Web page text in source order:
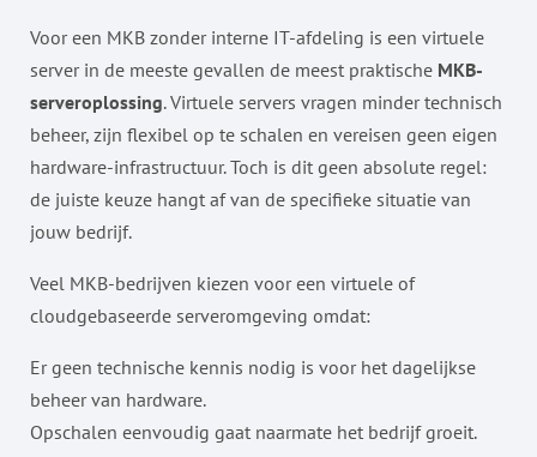
Voor een MKB zonder interne IT-afdeling is een virtuele
server in de meeste gevallen de meest praktische MKB-
serveroplossing. Virtuele servers vragen minder technisch
beheer, zijn flexibel op te schalen en vereisen geen eigen
hardware-infrastructuur. Toch is dit geen absolute regel:
de juiste keuze hangt af van de specifieke situatie van
jouw bedrijf.
Veel MKB-bedrijven kiezen voor een virtuele of
cloudgebaseerde serveromgeving omdat:
Er geen technische kennis nodig is voor het dagelijkse
beheer van hardware.
Opschalen eenvoudig gaat naarmate het bedrijf groeit.